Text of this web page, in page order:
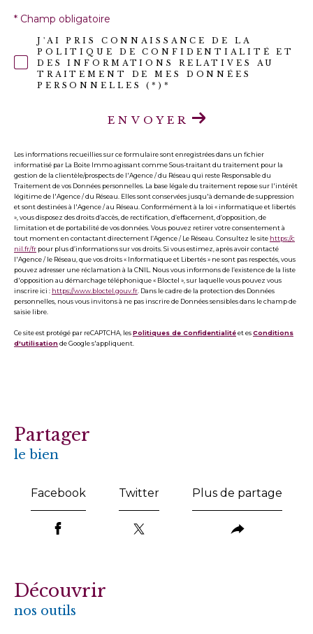
J'AI PRIS CONNAISSANCE DE LA
POLITIQUE DE CONFIDENTIALITÉ ET
DES INFORMATIONS RELATIVES AU
TRAITEMENT DE MES DONNÉES
PERSONNELLES (*)*
* Champ obligatoire
ENVOYER
Les informations recueillies sur ce formulaire sont enregistrées dans un fichier
informatisé par La Boite Immo agissant comme Sous-traitant du traitement pour la
gestion de la clientèle/prospects de l'Agence / du Réseau qui reste Responsable du
Traitement de vos Données personnelles. La base légale du traitement repose sur l'intérêt
légitime de l'Agence / du Réseau. Elles sont conservées jusqu'à demande de suppression
et sont destinées à l'Agence / au Réseau. Conformément à la loi « informatique et libertés
», vous disposez des droits d’accès, de rectification, d’effacement, d’opposition, de
limitation et de portabilité de vos données. Vous pouvez retirer votre consentement à
tout moment en contactant directement l’Agence / Le Réseau. Consultez le site https://c
nil.fr/fr pour plus d’informations sur vos droits. Si vous estimez, après avoir contacté
l'Agence / le Réseau, que vos droits « Informatique et Libertés » ne sont pas respectés, vous
pouvez adresser une réclamation à la CNIL. Nous vous informons de l’existence de la liste
d'opposition au démarchage téléphonique « Bloctel », sur laquelle vous pouvez vous
inscrire ici : https://www.bloctel.gouv.fr. Dans le cadre de la protection des Données
personnelles, nous vous invitons à ne pas inscrire de Données sensibles dans le champ de
saisie libre.
Ce site est protégé par reCAPTCHA, lesPolitiques de Confidentialitéet esConditions
d'utilisationde Google s'appliquent.
partager
le bien
Facebook Twitter Plus de partage
découvrir
nos outils